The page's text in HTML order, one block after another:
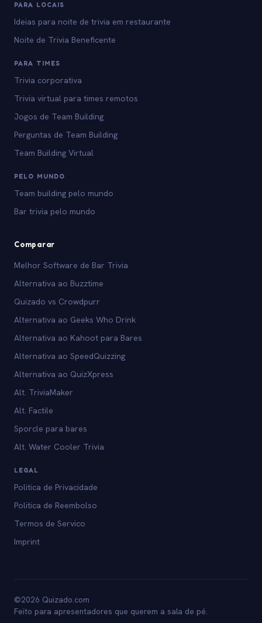
PARA LOCAIS
Ideias para noite de trivia em restaurante
Noite de Trivia Beneficente
PARA TIMES
Trivia corporativa
Trivia virtual para times remotos
Jogos de Team Building
Perguntas de Team Building
Team Building Virtual
PELO MUNDO
Team building pelo mundo
Bar trivia pelo mundo
Comparar
Melhor Software de Bar Trivia
Alternativa ao Buzztime
Quizado vs Crowdpurr
Alternativa ao Geeks Who Drink
Alternativa ao Kahoot para Bares
Alternativa ao SpeedQuizzing
Alternativa ao QuizXpress
Alt. TriviaMaker
Alt. Factile
Sporcle para bares
Alt. Water Cooler Trivia
LEGAL
Politica de Privacidade
Politica de Reembolso
Termos de Servico
Imprint
©2026 Quizado.com
Feito para apresentadores que querem a sala de pé.